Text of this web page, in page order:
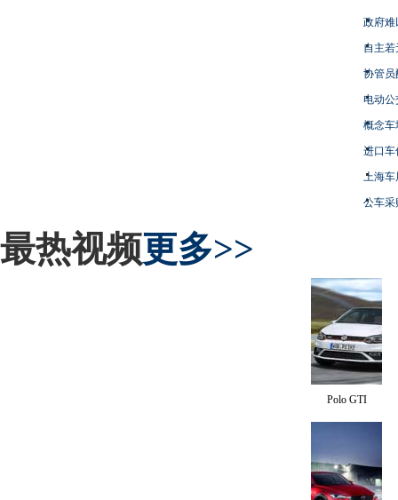
政府难
自主
协管员
电动
概念车
进口车
上海
公车采
最热视频更多>>
Polo GTI